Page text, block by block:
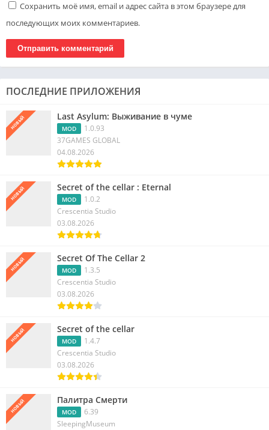
Сохранить моё имя, email и адрес сайта в этом браузере для
последующих моих комментариев.
ПОСЛЕДНИЕ ПРИЛОЖЕНИЯ
НОВЫЙ Last Asylum: Выживание в чуме
MOD
1.0.93
37GAMES GLOBAL
04.08.2026
НОВЫЙ Secret of the cellar : Eternal
MOD
1.0.2
Crescentia Studio
03.08.2026
НОВЫЙ Secret Of The Cellar 2
MOD
1.3.5
Crescentia Studio
03.08.2026
НОВЫЙ Secret of the cellar
MOD
1.4.7
Crescentia Studio
03.08.2026
НОВЫЙ Палитра Смерти
MOD
6.39
SleepingMuseum